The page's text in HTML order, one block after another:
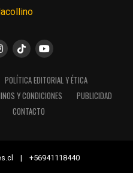
POLÍTICA EDITORIAL Y ÉTICA
Y CONDICIONES
PUBLICIDAD
CONTACTO
| +56941118440